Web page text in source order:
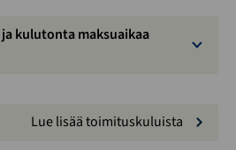
kulutonta maksuaikaa
Lue lisää toimituskuluista